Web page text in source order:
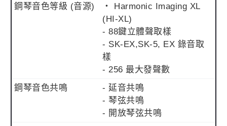
鋼琴音色等級 (音源)
・ Harmonic Imaging XL
(HI-XL)
- 88鍵立體聲取樣
- SK-EX,SK-5, EX 錄音取
樣
- 256 最大發聲數
鋼琴音色共鳴
- 延音共鳴
- 琴弦共鳴
- 開放琴弦共鳴